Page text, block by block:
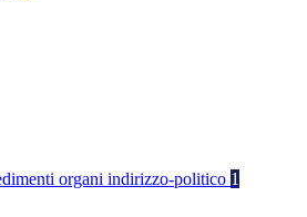
organi indirizzo-politico 1